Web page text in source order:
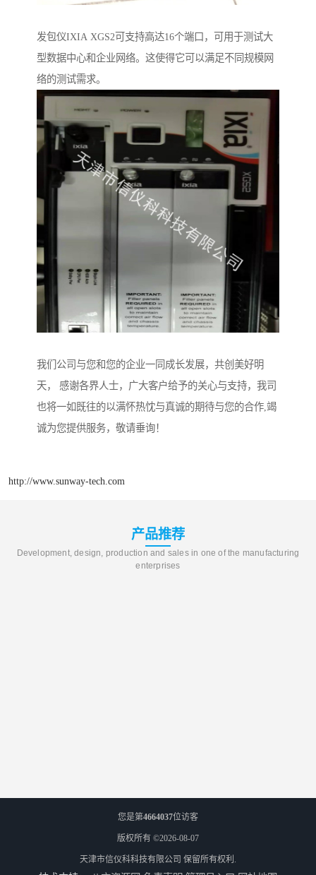
发包仪IXIA XGS2可支持高达16个端口，可用于测试大
型数据中心和企业网络。这使得它可以满足不同规模网
络的测试需求。
我们公司与您和您的企业一同成长发展，共创美好明
天， 感谢各界人士，广大客户给予的关心与支持，我司
也将一如既往的以满怀热忱与真诚的期待与您的合作,竭
诚为您提供服务，敬请垂询！
http://www.sunway-tech.com
产品推荐
Development, design, production and sales in one of the manufacturing
enterprises
您是第4664037位访客
版权所有 ©2026-08-07
天津市信仪科科技有限公司 保留所有权利.